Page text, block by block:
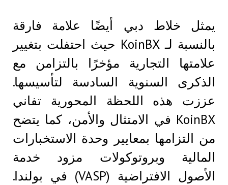
يمثل خلاط دبي أيضًا علامة فارقة
بالنسبة لـ KoinBX حيث احتفلت بتغيير
علامتها التجارية مؤخرًا بالتزامن مع
الذكرى السنوية السادسة لتأسيسها.
عززت هذه اللحظة المحورية تفاني
KoinBX في الامتثال والأمن، كما يتضح
من التزامها بمعايير وحدة الاستخبارات
المالية وبروتوكولات مزود خدمة
الأصول الافتراضية (VASP) في بولندا.